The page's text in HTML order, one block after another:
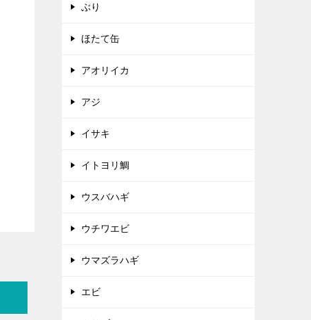
ぶり
ほたて缶
アオリイカ
アジ
イサキ
イトヨリ鯛
ウスバハギ
ウチワエビ
ウマズラハギ
エビ